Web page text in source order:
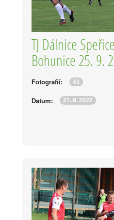
TJ Dálnice
Bohunice 25. 9.
Fotografií: 43
Datum: 27. 9. 2022